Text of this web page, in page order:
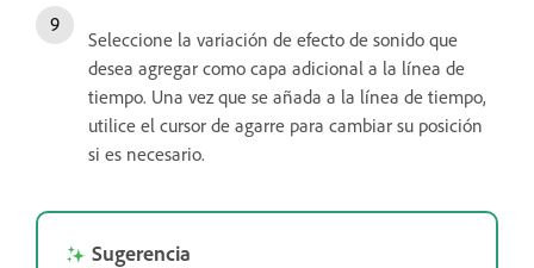
Seleccione la variación de efecto de sonido que
desea agregar como capa adicional a la línea de
tiempo. Una vez que se añada a la línea de tiempo,
utilice el cursor de agarre para cambiar su posición
si es necesario.
Sugerencia